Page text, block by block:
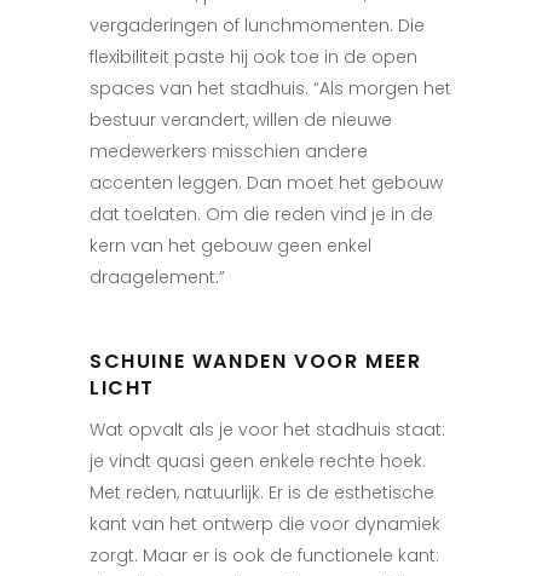
vergaderingen of lunchmomenten. Die
flexibiliteit paste hij ook toe in de open
spaces van het stadhuis. “Als morgen het
bestuur verandert, willen de nieuwe
medewerkers misschien andere
accenten leggen. Dan moet het gebouw
dat toelaten. Om die reden vind je in de
kern van het gebouw geen enkel
draagelement.”
SCHUINE WANDEN VOOR MEER
LICHT
Wat opvalt als je voor het stadhuis staat:
je vindt quasi geen enkele rechte hoek.
Met reden, natuurlijk. Er is de esthetische
kant van het ontwerp die voor dynamiek
zorgt. Maar er is ook de functionele kant: